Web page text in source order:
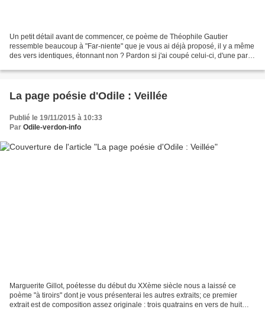
Un petit détail avant de commencer, ce poème de Théophile Gautier
ressemble beaucoup à "Far-niente" que je vous ai déjà proposé, il y a même
des vers identiques, étonnant non ? Pardon si j'ai coupé celui-ci, d'une part
La page poésie d'Odile : Veillée
Publié le 19/11/2015 à 10:33
Par Odile-verdon-info
Marguerite Gillot, poétesse du début du XXème siècle nous a laissé ce
poème "à tiroirs" dont je vous présenterai les autres extraits; ce premier
extrait est de composition assez originale : trois quatrains en vers de huit